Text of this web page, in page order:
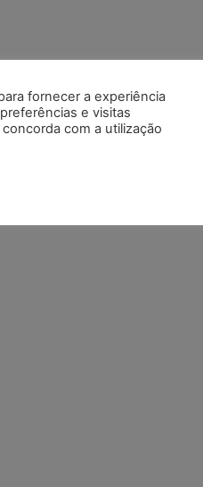
fornecer a experiência
e visitas
com a utilização